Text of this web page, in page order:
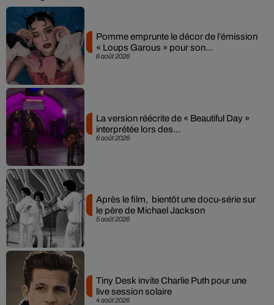
6 août 2026
Pomme emprunte le décor de l’émission
« Loups Garous » pour son...
6 août 2026
La version réécrite de « Beautiful Day »
interprétée lors des...
5 août 2026
Après le film, bientôt une docu-série sur
le père de Michael Jackson
4 août 2026
Tiny Desk invite Charlie Puth pour une
live session solaire